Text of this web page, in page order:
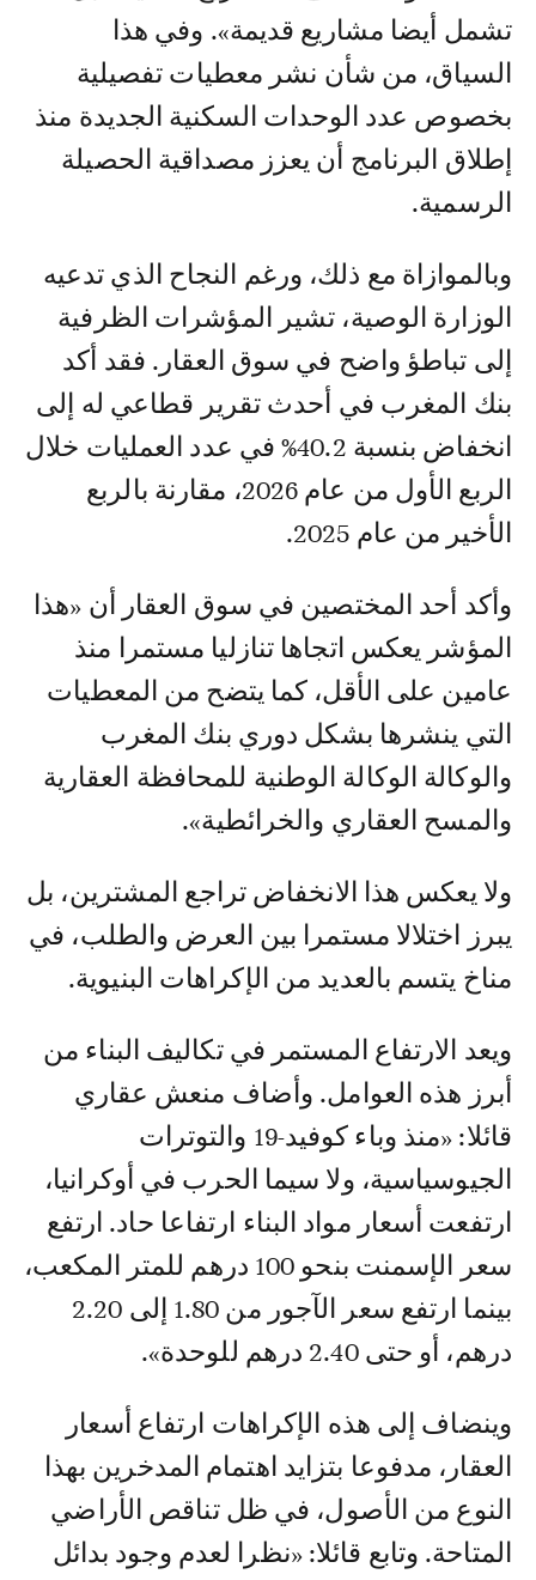
تشمل أيضا مشاريع قديمة». وفي هذا
السياق، من شأن نشر معطيات تفصيلية
بخصوص عدد الوحدات السكنية الجديدة منذ
إطلاق البرنامج أن يعزز مصداقية الحصيلة
الرسمية.
وبالموازاة مع ذلك، ورغم النجاح الذي تدعيه
الوزارة الوصية، تشير المؤشرات الظرفية
إلى تباطؤ واضح في سوق العقار. فقد أكد
بنك المغرب في أحدث تقرير قطاعي له إلى
انخفاض بنسبة 40.2% في عدد العمليات خلال
الربع الأول من عام 2026، مقارنة بالربع
الأخير من عام 2025.
وأكد أحد المختصين في سوق العقار أن «هذا
المؤشر يعكس اتجاها تنازليا مستمرا منذ
عامين على الأقل، كما يتضح من المعطيات
التي ينشرها بشكل دوري بنك المغرب
والوكالة الوكالة الوطنية للمحافظة العقارية
والمسح العقاري والخرائطية».
ولا يعكس هذا الانخفاض تراجع المشترين، بل
يبرز اختلالا مستمرا بين العرض والطلب، في
مناخ يتسم بالعديد من الإكراهات البنيوية.
ويعد الارتفاع المستمر في تكاليف البناء من
أبرز هذه العوامل. وأضاف منعش عقاري
قائلا: «منذ وباء كوفيد-19 والتوترات
الجيوسياسية، ولا سيما الحرب في أوكرانيا،
ارتفعت أسعار مواد البناء ارتفاعا حاد. ارتفع
سعر الإسمنت بنحو 100 درهم للمتر المكعب،
بينما ارتفع سعر الآجور من 1.80 إلى 2.20
درهم، أو حتى 2.40 درهم للوحدة».
وينضاف إلى هذه الإكراهات ارتفاع أسعار
العقار، مدفوعا بتزايد اهتمام المدخرين بهذا
النوع من الأصول، في ظل تناقص الأراضي
المتاحة. وتابع قائلا: «نظرا لعدم وجود بدائل